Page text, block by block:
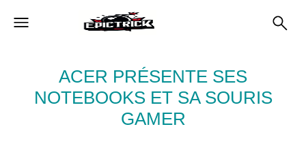
ACER PRÉSENTE SES
NOTEBOOKS ET SA SOURIS
GAMER